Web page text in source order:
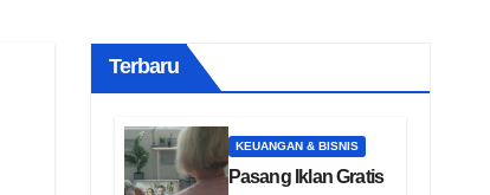
Terbaru
KEUANGAN & BISNIS
Pasang Iklan Gratis